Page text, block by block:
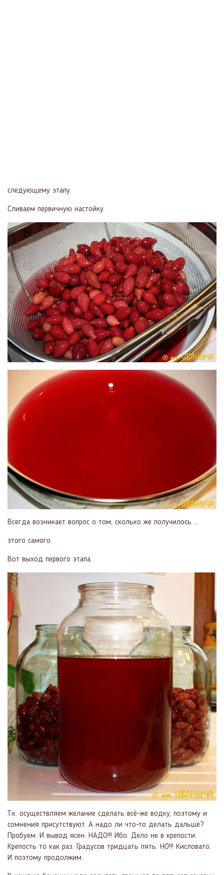
следующему этапу.
Сливаем первичную настойку.
Всегда возникает вопрос о том, сколько же получилось …
этого самого.
Вот выход первого этапа.
Т.к. осуществляем желание сделать всё-же водку, поэтому и
сомнения присутствуют. А надо ли что-то делать дальше?
Пробуем. И вывод ясен. НАДО!!! Ибо. Дело не в крепости.
Крепость то как раз. Градусов тридцать пять. НО!!! Кисловато.
И поэтому продолжим.